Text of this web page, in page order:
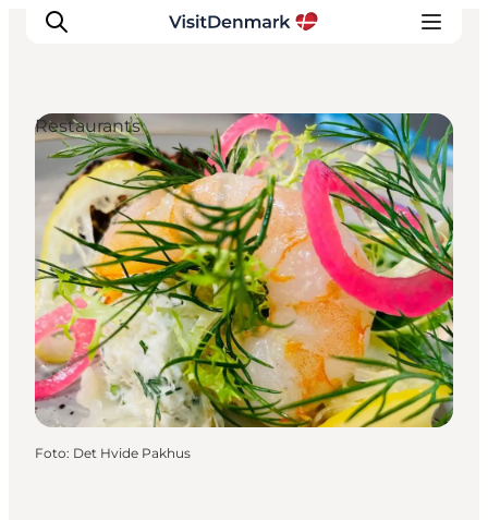
Inspiratie
Bestemmingen
Wat te doen
Accommodaties
Plan je reis
Restaurants
Foto: Det Hvide Pakhus